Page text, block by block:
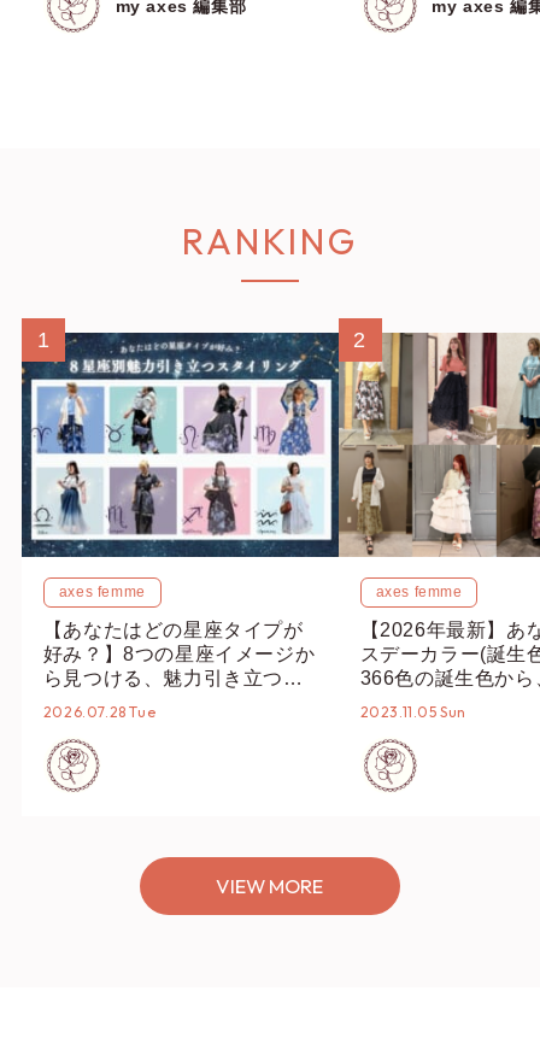
my axes 編集部 my axes 編
RANKING
1
axes femme
【あなたはどの星座タイプが
好み？】8つの星座イメージか
ら見つける、魅力引き立つス
タイリング♡
2026.07.28 Tue
2
axes femme
【2026年最新】あ
スデーカラー(誕生
366色の誕生色から
誕生色、バースデ
2023.11.05 Sun
VIEW MORE